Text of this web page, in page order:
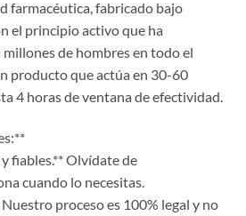
farmacéutica, fabricado bajo
el principio activo que ha
de hombres en todo el
producto que actúa en 30-60
4 horas de ventana de efectividad.
fiables.** Olvídate de
cuando lo necesitas.
proceso es 100% legal y no